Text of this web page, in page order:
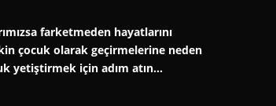
farketmeden hayatlarını
çocuk olarak geçirmelerine neden
yetiştirmek için adım atın…